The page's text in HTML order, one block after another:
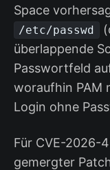
Space
/etc/passwd
überlappende
Passwortfeld
woraufhin PAM
Login ohne
Für CVE-2026-
gemergter